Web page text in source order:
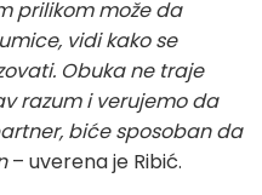
prilikom može da
vidi kako se
Obuka ne traje
razum i verujemo da
biće sposoban da
– uverena je Ribić.